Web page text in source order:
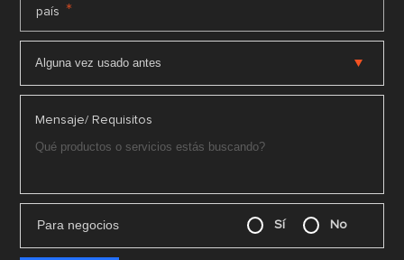
país *
Mensaje/ Requisitos
Para negocios Sí No